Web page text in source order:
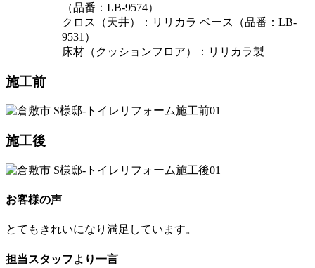
（品番：LB-9574）
クロス（天井）：リリカラ ベース（品番：LB-
9531）
床材（クッションフロア）：リリカラ製
施工前
施工後
お客様の声
とてもきれいになり満足しています。
担当スタッフより一言